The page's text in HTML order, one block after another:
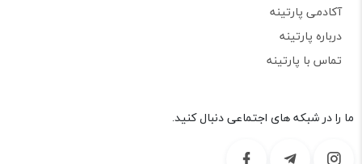
نحوه به کار گیری ماژول لیزر
آکادمی پارتینه
درباره پارتینه
تماس با پارتینه
ما را در شبکه های اجتماعی دنبال کنید.